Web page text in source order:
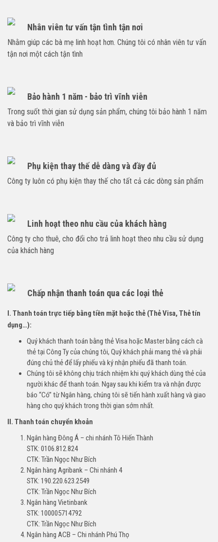
Nhân viên tư vấn tận tình tận nơi
Nhằm giúp các bà mẹ linh hoạt hơn. Chúng tôi có nhân viên tư vấn
tận nơi một cách tận tình
Bảo hành 1 năm - bảo trì vĩnh viễn
Trong suốt thời gian sử dụng sản phẩm, chúng tôi bảo hành 1 năm
và bảo trì vĩnh viễn
Phụ kiện thay thế dễ dàng và đầy đủ
Công ty luôn có phụ kiện thay thế cho tất cả các dòng sản phẩm
Linh hoạt theo nhu cầu của khách hàng
Công ty cho thuê, cho đổi cho trả linh hoạt theo nhu cầu sử dụng
của khách hàng
Chấp nhận thanh toán qua các loại thẻ
I. Thanh toán trực tiếp bằng tiền mặt hoặc thẻ (Thẻ Visa, Thẻ tín
dụng…):
Quý khách thanh toán bằng thẻ Visa hoặc Master bằng cách cà
thẻ tại Công Ty của chúng tôi, Quý khách phải mang thẻ và phải
đúng chủ thẻ để lấy phiếu và ký nhận phiếu đã thanh toán.
Chúng tôi sẽ không chịu trách nhiệm khi quý khách dùng thẻ của
người khác để thanh toán. Ngay sau khi kiểm tra và nhận được
báo “Có” từ Ngân hàng, chúng tôi sẽ tiến hành xuất hàng và giao
hàng cho quý khách trong thời gian sớm nhất.
II. Thanh toán chuyển khoản
Ngân hàng Đông Á – chi nhánh Tô Hiến Thành
STK: 0106.812.824
CTK: Trần Ngọc Như Bích
Ngân hàng Agribank – Chi nhánh 4
STK: 190.220.623.2549
CTK: Trần Ngọc Như Bích
Ngân hàng Vietinbank
STK: 100005714792
CTK: Trần Ngọc Như Bích
Ngân hàng ACB – Chi nhánh Phú Thọ